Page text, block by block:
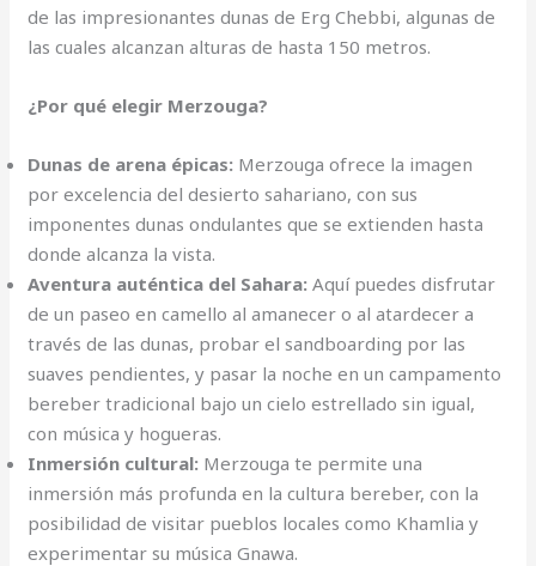
de las impresionantes dunas de Erg Chebbi, algunas de
las cuales alcanzan alturas de hasta 150 metros.
¿Por qué elegir Merzouga?
Dunas de arena épicas: Merzouga ofrece la imagen
por excelencia del desierto sahariano, con sus
imponentes dunas ondulantes que se extienden hasta
donde alcanza la vista.
Aventura auténtica del Sahara: Aquí puedes disfrutar
de un paseo en camello al amanecer o al atardecer a
través de las dunas, probar el sandboarding por las
suaves pendientes, y pasar la noche en un campamento
bereber tradicional bajo un cielo estrellado sin igual,
con música y hogueras.
Inmersión cultural: Merzouga te permite una
inmersión más profunda en la cultura bereber, con la
posibilidad de visitar pueblos locales como Khamlia y
experimentar su música Gnawa.